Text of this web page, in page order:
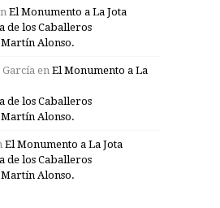
El Monumento a La Jota
de los Caballeros
Alonso.
en El Monumento a La
de los Caballeros
Alonso.
El Monumento a La Jota
de los Caballeros
Alonso.